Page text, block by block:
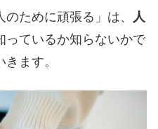
のために頑張る」は、
人
っているか知らないかで
ます。